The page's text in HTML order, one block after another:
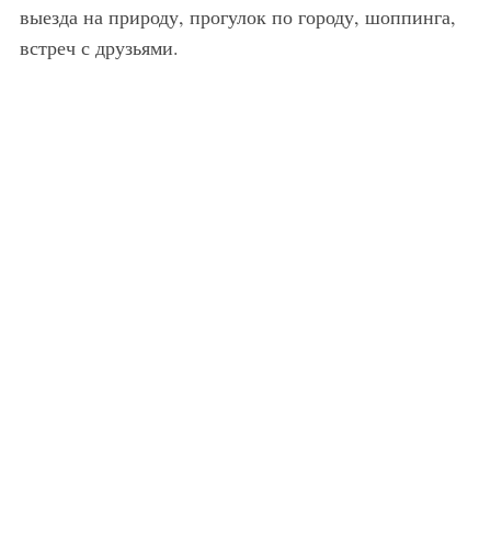
выезда на природу, прогулок по городу, шоппинга,
встреч с друзьями.